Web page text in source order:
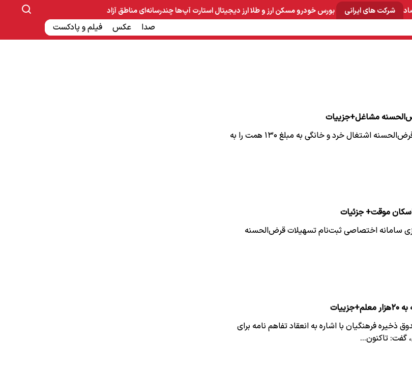
شرکت های ایرانی
صنایع غذایی و دارویی ساخت و ساز بانک و بیمه
بورسخودرومسکنارز و طلاارز دیجیتالاستارت آپ‌هاچندرسانه‌ای
صدا عکس فیلم و پادکست
مناطق آزاد
بانک مرکزی سهمیه تسهیلات قرض‌الحسنه اشتغال خرد و خانگی به مبلغ ۱۳۰ همت را به
موقت+ جزئیات
سامانه اختصاصی ثبت‌نام تسهیلات قرض‌الحسنه
فرهنگیان با اشاره به انعقاد تفاهم نامه برای
گفت: تاکنون…